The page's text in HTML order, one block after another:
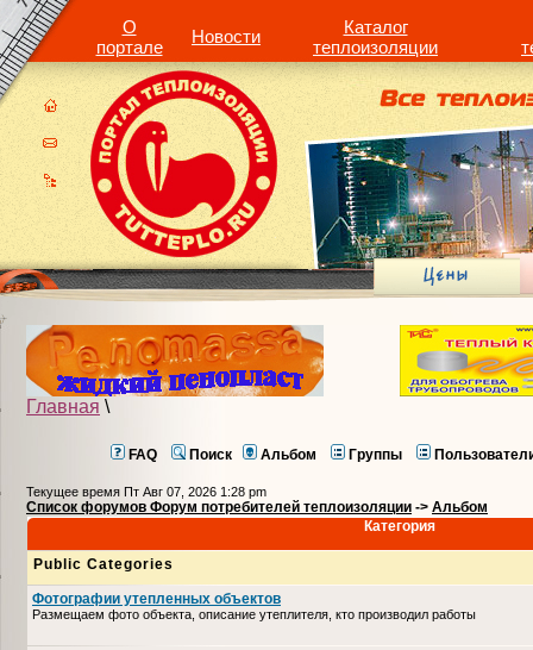
О
портале
Новости
Каталог
теплоизоляции
Главная \
FAQ Поиск Альбом Группы
Текущее время Пт Авг 07, 2026 1:28 pm
Список форумов Форум потребителей теплоизоляции -> Альбом
Категория
Public Categories
Фотографии утепленных объектов
Размещаем фото объекта, описание утеплителя, кто производил работы